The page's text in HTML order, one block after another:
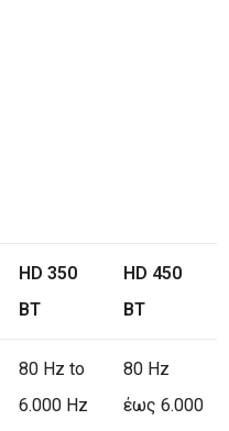
HD 350
BT
HD 450
BT
80 Hz to
6.000 Hz
80 Hz
έως 6.000